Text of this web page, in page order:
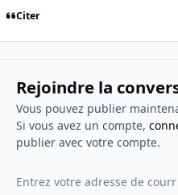
Citer
Rejoindre la
Vous pouvez publier
Si vous avez un compte,
publier avec votre compte.